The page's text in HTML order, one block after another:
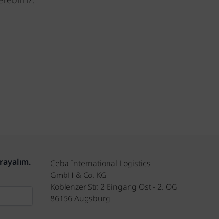
Ceba International Logistics
GmbH & Co. KG
Koblenzer Str. 2 Eingang Ost - 2. OG
86156 Augsburg